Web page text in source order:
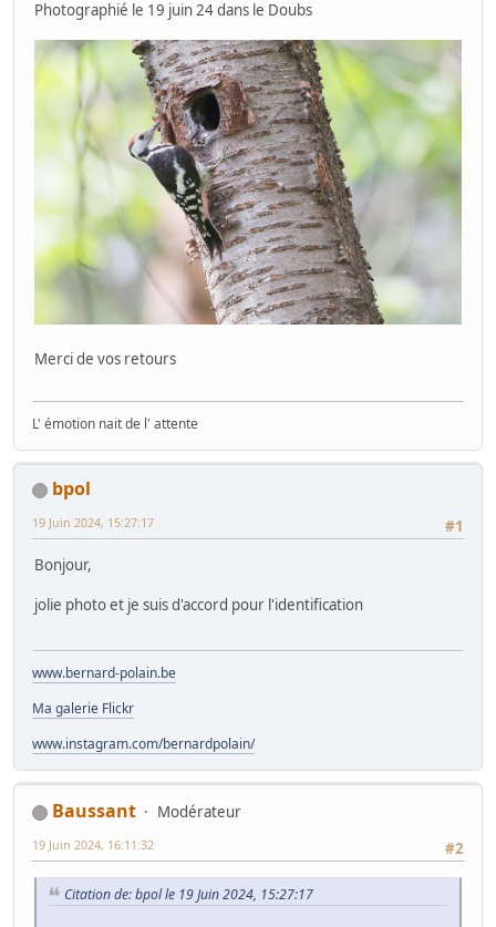
Photographié le 19 juin 24 dans le Doubs
Merci de vos retours
L' émotion nait de l' attente
bpol
#1
19 Juin 2024, 15:27:17
Bonjour,
jolie photo et je suis d'accord pour l'identification
www.bernard-polain.be
Ma galerie Flickr
www.instagram.com/bernardpolain/
Baussant
Modérateur
#2
19 Juin 2024, 16:11:32
Citation de: bpol le 19 Juin 2024, 15:27:17